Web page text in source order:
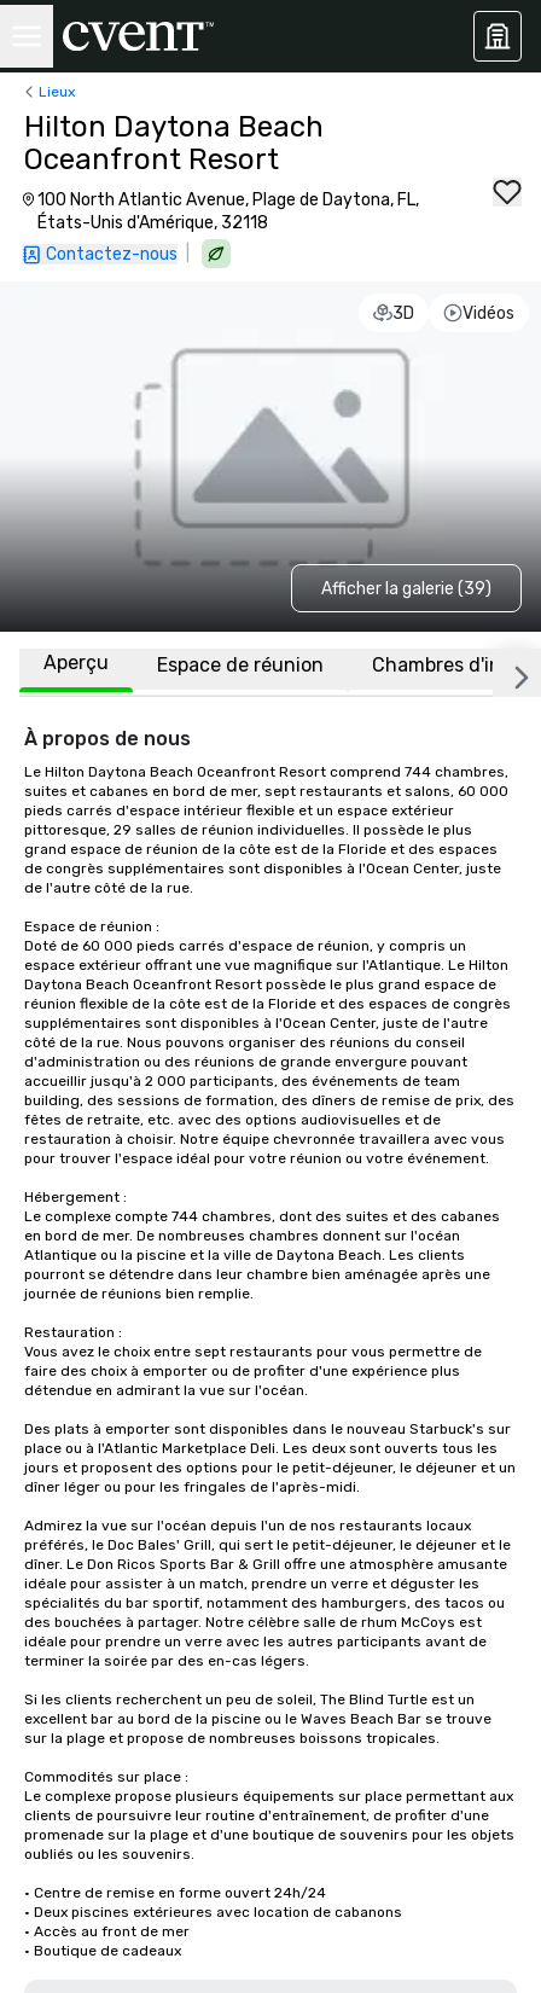
Lieux
Hilton Daytona Beach
Oceanfront Resort
100 North Atlantic Avenue, Plage de Daytona, FL,
États-Unis d'Amérique, 32118
Contactez-nous
3D Vidéos
Afficher la galerie (39)
Aperçu Espace de réunion Chambres
À propos de nous
Le Hilton Daytona Beach Oceanfront Resort comprend 744 chambres,
suites et cabanes en bord de mer, sept restaurants et salons, 60 000
pieds carrés d'espace intérieur flexible et un espace extérieur
pittoresque, 29 salles de réunion individuelles. Il possède le plus
grand espace de réunion de la côte est de la Floride et des espaces
de congrès supplémentaires sont disponibles à l'Ocean Center, juste
de l'autre côté de la rue.
Espace de réunion :
Doté de 60 000 pieds carrés d'espace de réunion, y compris un
espace extérieur offrant une vue magnifique sur l'Atlantique. Le Hilton
Daytona Beach Oceanfront Resort possède le plus grand espace de
réunion flexible de la côte est de la Floride et des espaces de congrès
supplémentaires sont disponibles à l'Ocean Center, juste de l'autre
côté de la rue. Nous pouvons organiser des réunions du conseil
d'administration ou des réunions de grande envergure pouvant
accueillir jusqu'à 2 000 participants, des événements de team
building, des sessions de formation, des dîners de remise de prix, des
fêtes de retraite, etc. avec des options audiovisuelles et de
restauration à choisir. Notre équipe chevronnée travaillera avec vous
pour trouver l'espace idéal pour votre réunion ou votre événement.
Hébergement :
Le complexe compte 744 chambres, dont des suites et des cabanes
en bord de mer. De nombreuses chambres donnent sur l'océan
Atlantique ou la piscine et la ville de Daytona Beach. Les clients
pourront se détendre dans leur chambre bien aménagée après une
journée de réunions bien remplie.
Restauration :
Vous avez le choix entre sept restaurants pour vous permettre de
faire des choix à emporter ou de profiter d'une expérience plus
détendue en admirant la vue sur l'océan.
Des plats à emporter sont disponibles dans le nouveau Starbuck's sur
place ou à l'Atlantic Marketplace Deli. Les deux sont ouverts tous les
jours et proposent des options pour le petit-déjeuner, le déjeuner et un
dîner léger ou pour les fringales de l'après-midi.
Admirez la vue sur l'océan depuis l'un de nos restaurants locaux
préférés, le Doc Bales' Grill, qui sert le petit-déjeuner, le déjeuner et le
dîner. Le Don Ricos Sports Bar & Grill offre une atmosphère amusante
idéale pour assister à un match, prendre un verre et déguster les
spécialités du bar sportif, notamment des hamburgers, des tacos ou
des bouchées à partager. Notre célèbre salle de rhum McCoys est
idéale pour prendre un verre avec les autres participants avant de
terminer la soirée par des en-cas légers.
Si les clients recherchent un peu de soleil, The Blind Turtle est un
excellent bar au bord de la piscine ou le Waves Beach Bar se trouve
sur la plage et propose de nombreuses boissons tropicales.
Commodités sur place :
Le complexe propose plusieurs équipements sur place permettant aux
clients de poursuivre leur routine d'entraînement, de profiter d'une
promenade sur la plage et d'une boutique de souvenirs pour les objets
oubliés ou les souvenirs.
• Centre de remise en forme ouvert 24h/24
• Deux piscines extérieures avec location de cabanons
• Accès au front de mer
• Boutique de cadeaux